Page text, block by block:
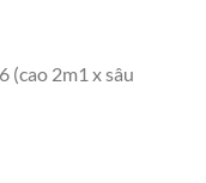
(cao 2m1 x sâu